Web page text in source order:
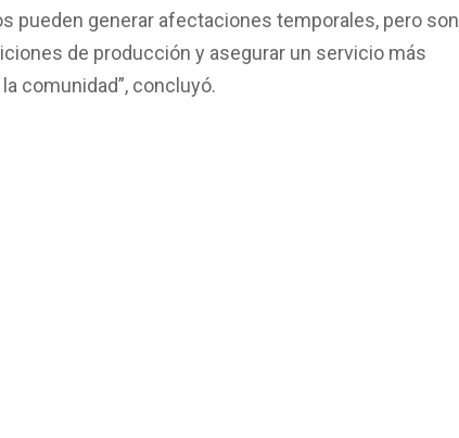
pueden generar afectaciones temporales, pero son
de producción y asegurar un servicio más
comunidad”, concluyó.